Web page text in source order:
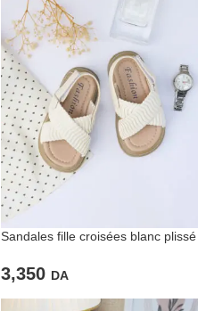
Sandales fille croisées blanc plissé
3,350 DA